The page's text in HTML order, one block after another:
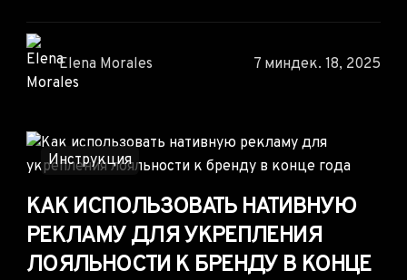
Elena Morales 7 миндек. 18, 2025
Инструкция
КАК ИСПОЛЬЗОВАТЬ НАТИВНУЮ
РЕКЛАМУ ДЛЯ УКРЕПЛЕНИЯ
ЛОЯЛЬНОСТИ К БРЕНДУ В КОНЦЕ